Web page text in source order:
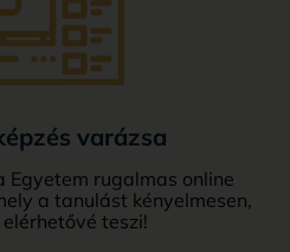
varázsa
Egyetem rugalmas online
a tanulást kényelmesen,
teszi!